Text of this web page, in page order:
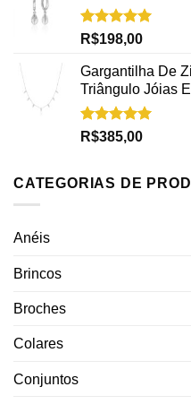
Avaliação
R$198,00
Gargantilha De
Triângulo Jóias
Avaliação
R$385,00
CATEGORIAS DE
Anéis
Brincos
Broches
Colares
Conjuntos